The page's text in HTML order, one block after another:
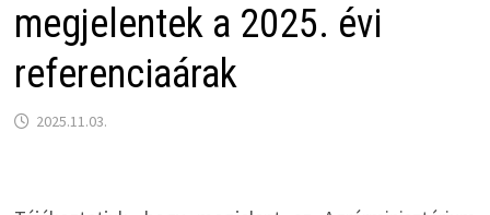
megjelentek a 2025. évi
referenciaárak
2025.11.03.